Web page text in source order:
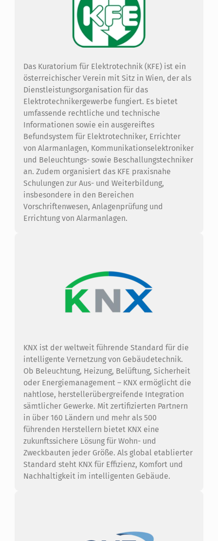
Das Kuratorium für Elektrotechnik (KFE) ist ein
österreichischer Verein mit Sitz in Wien, der als
Dienstleistungsorganisation für das
Elektrotechnikergewerbe fungiert. Es bietet
umfassende rechtliche und technische
Informationen sowie ein ausgereiftes
Befundsystem für Elektrotechniker, Errichter
von Alarmanlagen, Kommunikationselektroniker
und Beleuchtungs- sowie Beschallungstechniker
an. Zudem organisiert das KFE praxisnahe
Schulungen zur Aus- und Weiterbildung,
insbesondere in den Bereichen
Vorschriftenwesen, Anlagenprüfung und
Errichtung von Alarmanlagen.
KNX ist der weltweit führende Standard für die
intelligente Vernetzung von Gebäudetechnik.
Ob Beleuchtung, Heizung, Belüftung, Sicherheit
oder Energiemanagement – KNX ermöglicht die
nahtlose, herstellerübergreifende Integration
sämtlicher Gewerke. Mit zertifizierten Partnern
in über 160 Ländern und mehr als 500
führenden Herstellern bietet KNX eine
zukunftssichere Lösung für Wohn- und
Zweckbauten jeder Größe. Als global etablierter
Standard steht KNX für Effizienz, Komfort und
Nachhaltigkeit im intelligenten Gebäude.